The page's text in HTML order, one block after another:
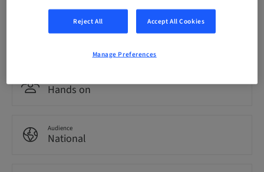
Points
Hands on
Audience
National
Reject All Accept All Cookies
Manage Preferences